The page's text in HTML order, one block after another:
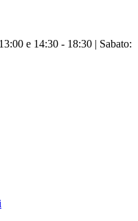
e 14:30 - 18:30 | Sabato: